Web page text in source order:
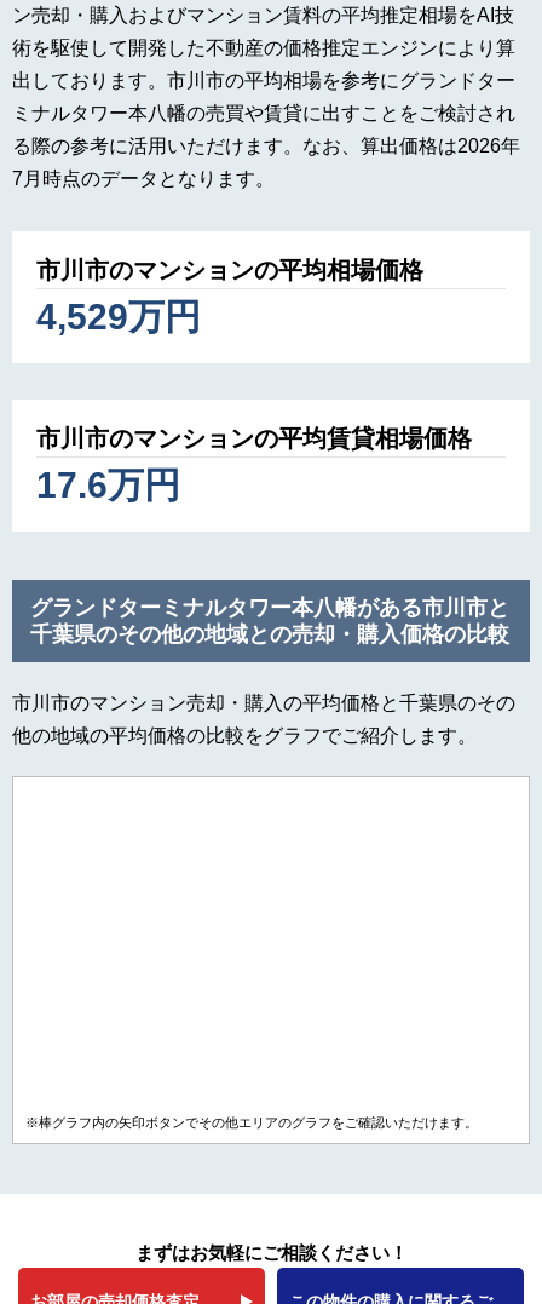
ン売却・購入およびマンション賃料の平均推定相場をAI技
術を駆使して開発した不動産の価格推定エンジンにより算
出しております。市川市の平均相場を参考にグランドター
ミナルタワー本八幡の売買や賃貸に出すことをご検討され
る際の参考に活用いただけます。なお、算出価格は2026年
7月時点のデータとなります。
市川市のマンションの平均相場価格
4,529万円
市川市のマンションの平均賃貸相場価格
17.6万円
グランドターミナルタワー本八幡がある市川市と
千葉県のその他の地域との売却・購入価格の比較
市川市のマンション売却・購入の平均価格と千葉県のその
他の地域の平均価格の比較をグラフでご紹介します。
※棒グラフ内の矢印ボタンでその他エリアのグラフをご確認いただけます。
まずはお気軽にご相談ください！